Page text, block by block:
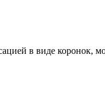
в виде коронок,